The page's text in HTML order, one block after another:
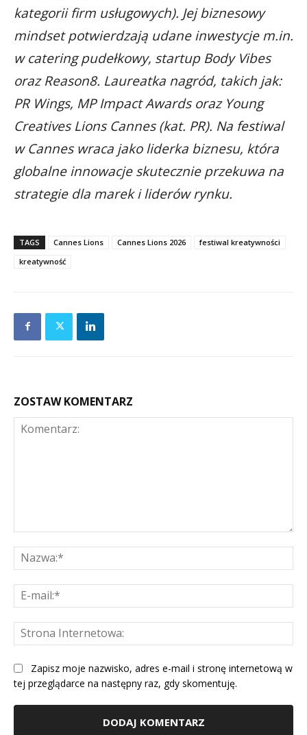
kategorii firm usługowych). Jej biznesowy
mindset potwierdzają udane inwestycje m.in.
w catering pudełkowy, startup Body Vibes
oraz Reason8. Laureatka nagród, takich jak:
PR Wings, MP Impact Awards oraz Young
Creatives Lions Cannes (kat. PR). Na festiwal
w Cannes wraca jako liderka biznesu, która
globalne innowacje skutecznie przekuwa na
strategie dla marek i liderów rynku.
TAGS Cannes Lions Cannes Lions 2026
festiwal kreatywności
kreatywność
ZOSTAW KOMENTARZ
Zapisz moje nazwisko, adres e-mail i stronę internetową w
tej przeglądarce na następny raz, gdy skomentuję.